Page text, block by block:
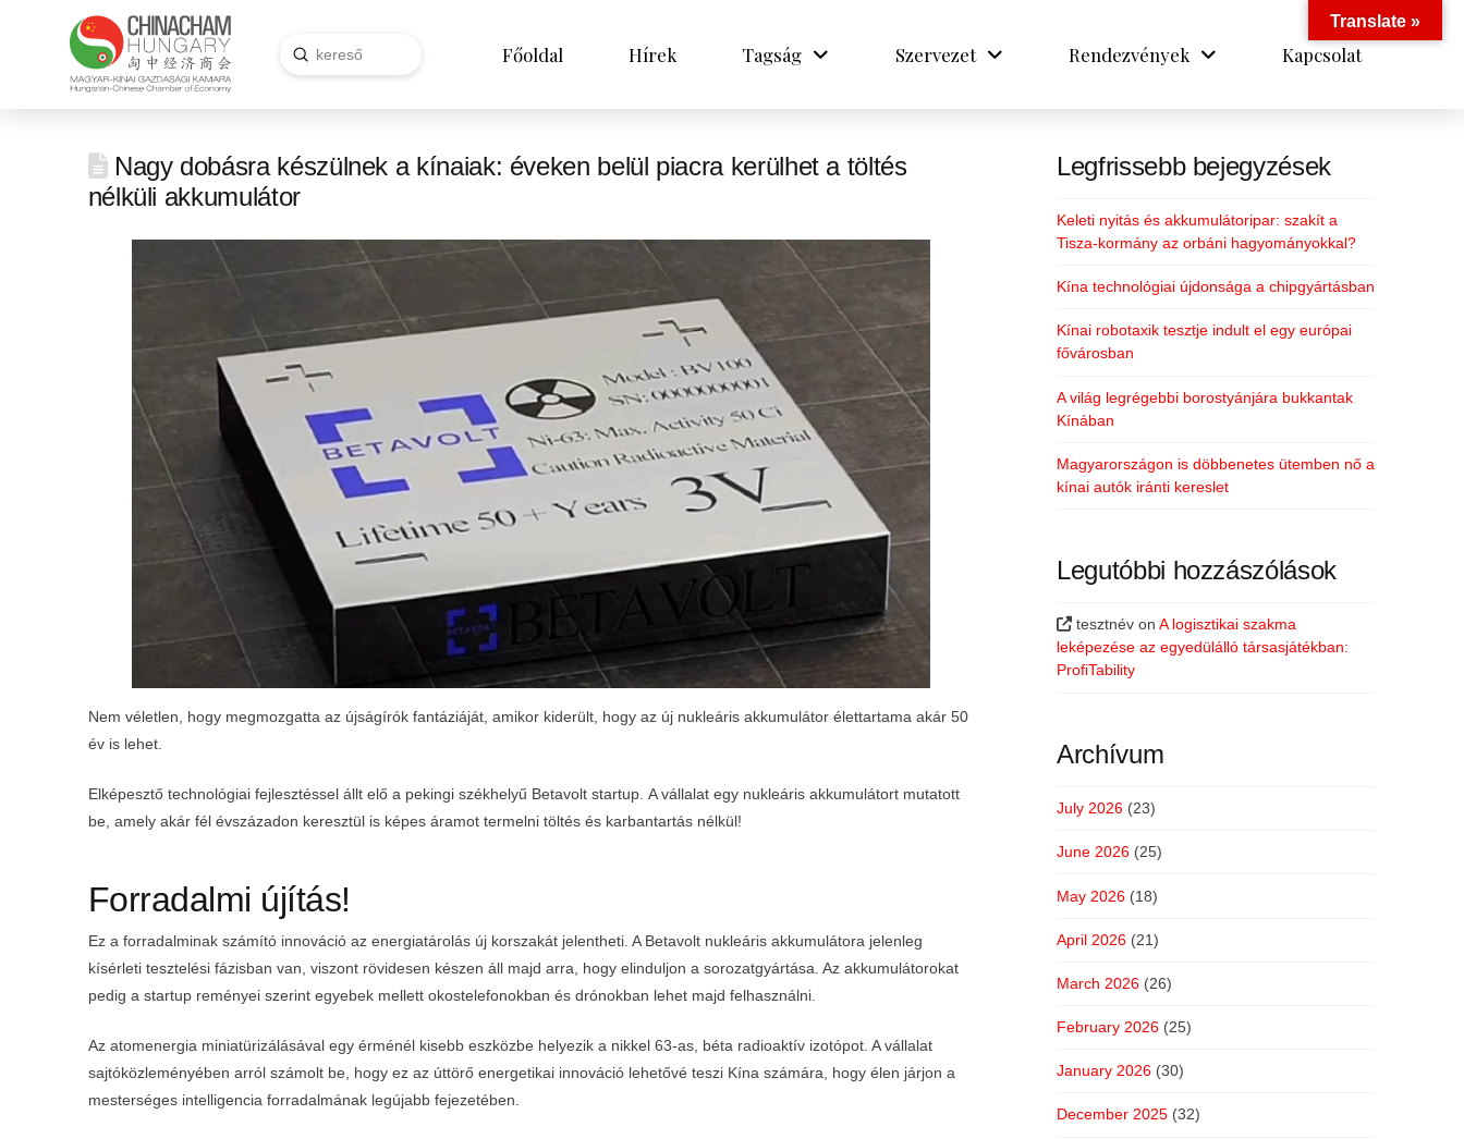
Search
Submit Főoldal Hírek Tagság Szervezet Rendezvények Kapcsolat
Nagy dobásra készülnek a kínaiak: éveken belül piacra kerülhet a töltés
nélküli akkumulátor
Nem véletlen, hogy megmozgatta az újságírók fantáziáját, amikor kiderült, hogy az új nukleáris akkumulátor élettartama akár 50
év is lehet.
Elképesztő technológiai fejlesztéssel állt elő a pekingi székhelyű Betavolt startup. A vállalat egy nukleáris akkumulátort mutatott
be, amely akár fél évszázadon keresztül is képes áramot termelni töltés és karbantartás nélkül!
Forradalmi újítás!
Ez a forradalminak számító innováció az energiatárolás új korszakát jelentheti. A Betavolt nukleáris akkumulátora jelenleg
kísérleti tesztelési fázisban van, viszont rövidesen készen áll majd arra, hogy elinduljon a sorozatgyártása. Az akkumulátorokat
pedig a startup reményei szerint egyebek mellett okostelefonokban és drónokban lehet majd felhasználni.
Az atomenergia miniatürizálásával egy érménél kisebb eszközbe helyezik a nikkel 63-as, béta radioaktív izotópot. A vállalat
sajtóközleményében arról számolt be, hogy ez az úttörő energetikai innováció lehetővé teszi Kína számára, hogy élen járjon a
mesterséges intelligencia forradalmának legújabb fejezetében.
Legfrissebb bejegyzések
Keleti nyitás és akkumulátoripar: szakít a
Tisza-kormány az orbáni hagyományokkal?
Kína technológiai újdonsága a chipgyártásban
Kínai robotaxik tesztje indult el egy európai
fővárosban
A világ legrégebbi borostyánjára bukkantak
Kínában
Magyarországon is döbbenetes ütemben nő a
kínai autók iránti kereslet
Legutóbbi hozzászólások
tesztnév onA logisztikai szakma
leképezése az egyedülálló társasjátékban:
ProfiTability
Archívum
July 2026 (23)
June 2026 (25)
May 2026 (18)
April 2026 (21)
March 2026 (26)
February 2026 (25)
January 2026 (30)
December 2025 (32)
Translate »